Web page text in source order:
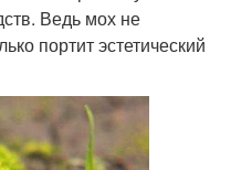
Ведь мох не
портит эстетический